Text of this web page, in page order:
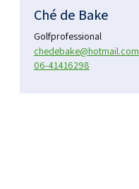
Ché de Bake
Golfprofessional
chedebake@hotmail.com
06-41416298